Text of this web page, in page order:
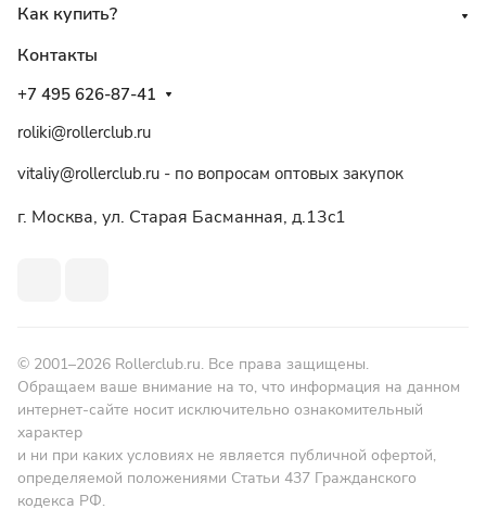
Как купить?
Контакты
+7 495 626-87-41
roliki@rollerclub.ru
vitaliy@rollerclub.ru - по вопросам оптовых закупок
г. Москва, ул. Старая Басманная, д.13c1
© 2001–2026 Rollerclub.ru. Все права защищены.
Обращаем ваше внимание на то, что информация на данном
интернет-сайте носит исключительно ознакомительный
характер
и ни при каких условиях не является публичной офертой,
определяемой положениями Статьи 437 Гражданского
кодекса РФ.